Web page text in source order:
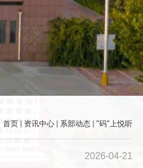
首页 资讯中心 系部动态 "码"上悦听
2026-04-21